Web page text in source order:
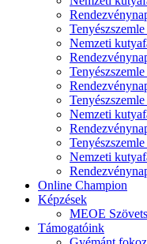
Nemzeti
Tenyészszemle
Nemzeti
Nemzeti
Online Champion
Képzések
MEOE
Támogatóink